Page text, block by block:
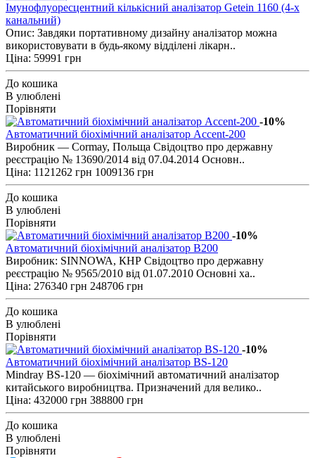
Імунофлуоресцентний кількісний аналізатор Getein 1160 (4-х
канальний)
Опис: Завдяки портативному дизайну аналізатор можна
використовувати в будь-якому відділені лікарн..
Ціна: 59991 грн
До кошика
В улюблені
Порівняти
-10%
Автоматичний біохімічний аналізатор Accent-200
Виробник — Cormay, Польща Свідоцтво про державну
реєстрацію № 13690/2014 від 07.04.2014 Основн..
Ціна: 1121262 грн 1009136 грн
До кошика
В улюблені
Порівняти
-10%
Автоматичний біохімічний аналізатор B200
Виробник: SINNOWA, КНР Свідоцтво про державну
реєстрацію № 9565/2010 від 01.07.2010 Основні ха..
Ціна: 276340 грн 248706 грн
До кошика
В улюблені
Порівняти
-10%
Автоматичний біохімічний аналізатор BS-120
Mindray BS-120 — біохімічний автоматичний аналізатор
китайського виробництва. Призначений для велико..
Ціна: 432000 грн 388800 грн
До кошика
В улюблені
Порівняти